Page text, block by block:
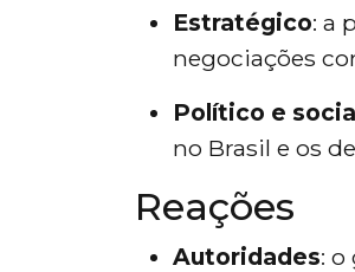
Estratégico: a
negociações
Político e
no Brasil e os
Reações
Autoridades: